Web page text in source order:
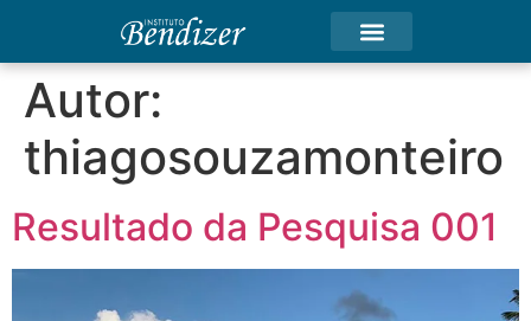
Autor:
thiagosouzamonteiro
Resultado da Pesquisa 001